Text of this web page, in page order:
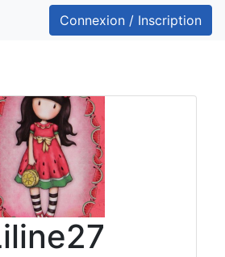
Connexion / Inscription